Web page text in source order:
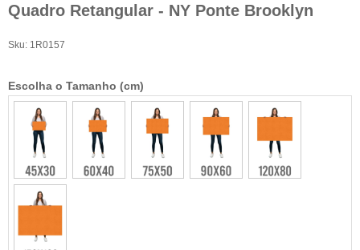
Quadro Retangular - NY Ponte Brooklyn
Sku: 1R0157
Escolha o Tamanho (cm)